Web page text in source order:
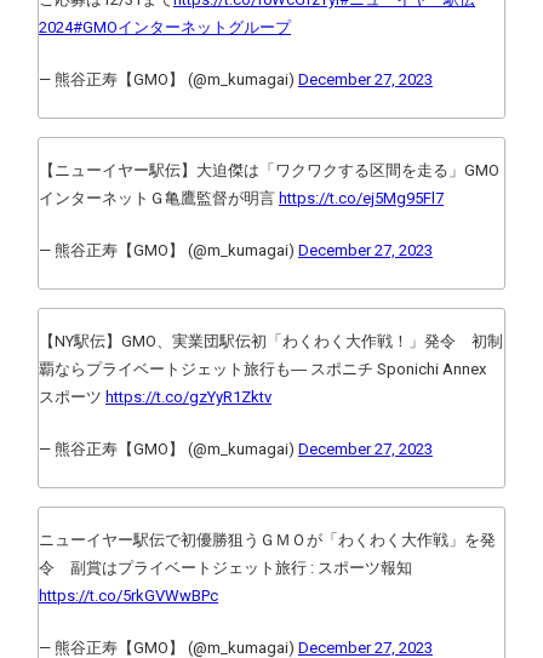
2024#GMOインターネットグループ
— 熊谷正寿【GMO】 (@m_kumagai) December 27, 2023
【ニューイヤー駅伝】大迫傑は「ワクワクする区間を走る」GMO
インターネットＧ亀鷹監督が明言 https://t.co/ej5Mg95Fl7
— 熊谷正寿【GMO】 (@m_kumagai) December 27, 2023
【NY駅伝】GMO、実業団駅伝初「わくわく大作戦！」発令 初制
覇ならプライベートジェット旅行も― スポニチ Sponichi Annex
スポーツ https://t.co/gzYyR1Zktv
— 熊谷正寿【GMO】 (@m_kumagai) December 27, 2023
ニューイヤー駅伝で初優勝狙うＧＭＯが「わくわく大作戦」を発
令 副賞はプライベートジェット旅行 : スポーツ報知
https://t.co/5rkGVWwBPc
— 熊谷正寿【GMO】 (@m_kumagai) December 27, 2023